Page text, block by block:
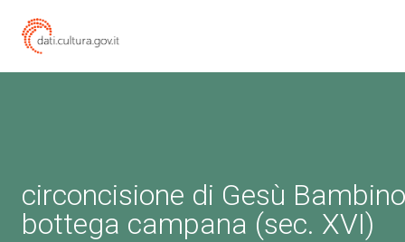
circoncisione di Gesù
bottega campana (sec. XVI)